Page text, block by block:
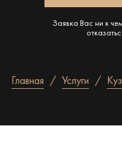
Заявка Вас ни к
Главная Услуги